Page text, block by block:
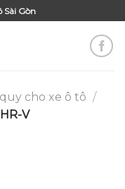
Gòn
cho xe ô tô /
V